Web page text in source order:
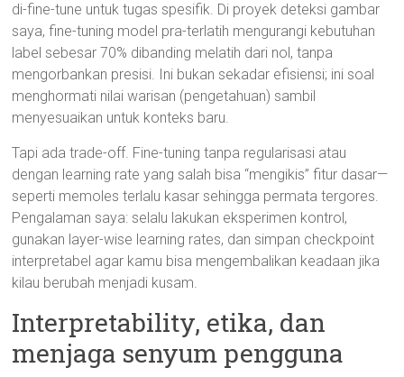
di-fine-tune untuk tugas spesifik. Di proyek deteksi gambar
saya, fine-tuning model pra-terlatih mengurangi kebutuhan
label sebesar 70% dibanding melatih dari nol, tanpa
mengorbankan presisi. Ini bukan sekadar efisiensi; ini soal
menghormati nilai warisan (pengetahuan) sambil
menyesuaikan untuk konteks baru.
Tapi ada trade-off. Fine-tuning tanpa regularisasi atau
dengan learning rate yang salah bisa “mengikis” fitur dasar—
seperti memoles terlalu kasar sehingga permata tergores.
Pengalaman saya: selalu lakukan eksperimen kontrol,
gunakan layer-wise learning rates, dan simpan checkpoint
interpretabel agar kamu bisa mengembalikan keadaan jika
kilau berubah menjadi kusam.
Interpretability, etika, dan
menjaga senyum pengguna